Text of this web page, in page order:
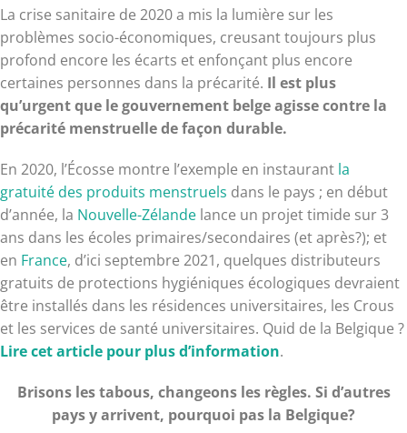
La crise sanitaire de 2020 a mis la lumière sur les
problèmes socio-économiques, creusant toujours plus
profond encore les écarts et enfonçant plus encore
certaines personnes dans la précarité. Il est plus
qu’urgent que le gouvernement belge agisse contre la
précarité menstruelle de façon durable.
En 2020, l’Écosse montre l’exemple en instaurant la
gratuité des produits menstruels dans le pays ; en début
d’année, la Nouvelle-Zélande lance un projet timide sur 3
ans dans les écoles primaires/secondaires (et après?); et
en France, d’ici septembre 2021, quelques distributeurs
gratuits de protections hygiéniques écologiques devraient
être installés dans les résidences universitaires, les Crous
et les services de santé universitaires. Quid de la Belgique ?
Lire cet article pour plus d’information.
Brisons les tabous, changeons les règles. Si d’autres
pays y arrivent, pourquoi pas la Belgique?